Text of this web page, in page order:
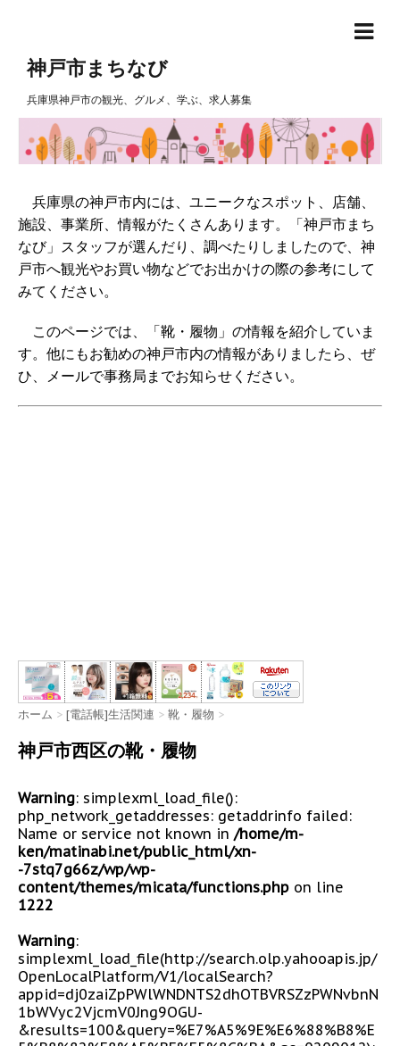
神戸市まちなび
兵庫県神戸市の観光、グルメ、学ぶ、求人募集
兵庫県の神戸市内には、ユニークなスポット、店舗、
施設、事業所、情報がたくさんあります。「神戸市まち
なび」スタッフが選んだり、調べたりしましたので、神
戸市へ観光やお買い物などでお出かけの際の参考にして
みてください。
このページでは、「靴・履物」の情報を紹介していま
す。他にもお勧めの神戸市内の情報がありましたら、ぜ
ひ、メールで事務局までお知らせください。
ホーム > [電話帳]生活関連 > 靴・履物 >
神戸市西区の靴・履物
Warning: simplexml_load_file():
php_network_getaddresses: getaddrinfo failed:
Name or service not known in /home/m-
ken/matinabi.net/public_html/xn-
-7stq7g66z/wp/wp-
content/themes/micata/functions.php on line
1222
Warning:
simplexml_load_file(http://search.olp.yahooapis.jp/
OpenLocalPlatform/V1/localSearch?
appid=dj0zaiZpPWlWNDNTS2dhOTBVRSZzPWNvbnN
1bWVyc2VjcmV0Jng9OGU-
&results=100&query=%E7%A5%9E%E6%88%B8%E